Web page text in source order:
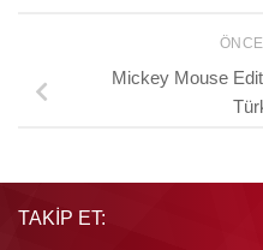
Mickey Mouse
TAKIP ET: